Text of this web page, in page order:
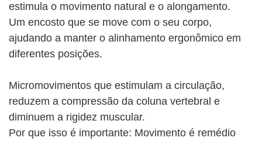
estimula o movimento natural e o alongamento.
Um encosto que se move com o seu corpo,
ajudando a manter o alinhamento ergonômico em
diferentes posições.
Micromovimentos que estimulam a circulação,
reduzem a compressão da coluna vertebral e
diminuem a rigidez muscular.
Por que isso é importante: Movimento é remédio